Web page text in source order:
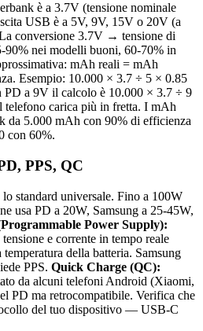
è a 3.7V (tensione nominale
USB è a 5V, 9V, 15V o 20V (a
conversione 3.7V → tensione di
90% nei modelli buoni, 60-70% in
mAh reali = mAh
Esempio: 10.000 × 3.7 ÷ 5 × 0.85
a 9V il calcolo è 10.000 × 3.7 ÷ 9
carica più in fretta. I mAh
da 5.000 mAh con 90% di efficienza
con 60%.
PPS, QC
lo standard universale. Fino a 100W
usa PD a 20W, Samsung a 25-45W,
Power Supply):
e corrente in tempo reale
della batteria. Samsung
PPS. Quick Charge (QC):
da alcuni telefoni Android (Xiaomi,
PD ma retrocompatibile. Verifica che
del tuo dispositivo — USB-C